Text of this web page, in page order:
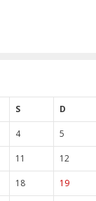
S D
4 5
11 12
18 19